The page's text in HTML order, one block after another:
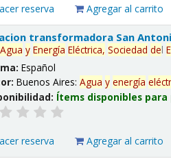
reserva Agregar al carrito
transformadora San
Agua y Energía Eléctrica, Sociedad del
Español
Buenos Aires:Agua y energía
Ítems disponibles
reserva Agregar al carrito